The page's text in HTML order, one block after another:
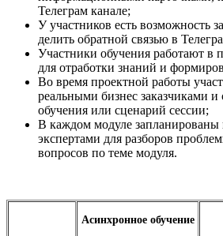
Телеграм канале;
У участников есть возможность
делить обратной связью в
Участники обучения работают в
для отработки знаний и
Во время проектной работы
реальными бизнес заказчиками
обучения или сценарий сессии;
В каждом модуле запланированы
экспертами для разборов
вопросов по теме модуля.
Асинхронное обучение